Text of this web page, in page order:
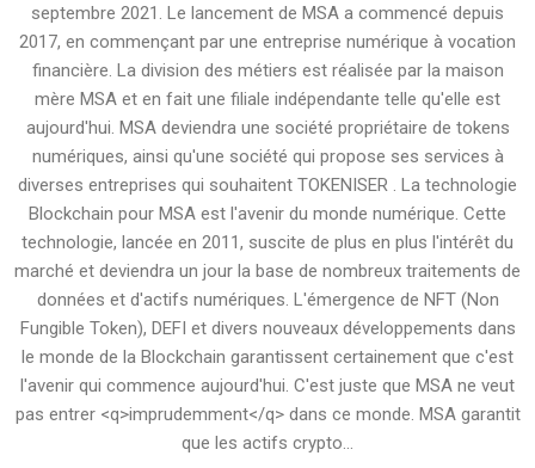
septembre 2021. Le lancement de MSA a commencé depuis
2017, en commençant par une entreprise numérique à vocation
financière. La division des métiers est réalisée par la maison
mère MSA et en fait une filiale indépendante telle qu'elle est
aujourd'hui. MSA deviendra une société propriétaire de tokens
numériques, ainsi qu'une société qui propose ses services à
diverses entreprises qui souhaitent TOKENISER . La technologie
Blockchain pour MSA est l'avenir du monde numérique. Cette
technologie, lancée en 2011, suscite de plus en plus l'intérêt du
marché et deviendra un jour la base de nombreux traitements de
données et d'actifs numériques. L'émergence de NFT (Non
Fungible Token), DEFI et divers nouveaux développements dans
le monde de la Blockchain garantissent certainement que c'est
l'avenir qui commence aujourd'hui. C'est juste que MSA ne veut
pas entrer <q>imprudemment</q> dans ce monde. MSA garantit
que les actifs crypto...